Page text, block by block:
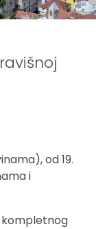
od 19.
i
kompletnog